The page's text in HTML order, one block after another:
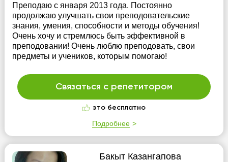
Преподаю с января 2013 года. Постоянно
продолжаю улучшать свои преподовательские
знания, умения, способности и методы обучения!
Очень хочу и стремлюсь быть эффективной в
преподовании! Очень люблю преподовать, свои
предметы и учеников, которым помогаю!
Связаться с репетитором
это бесплатно
Подробнее
Бакыт Казангапова